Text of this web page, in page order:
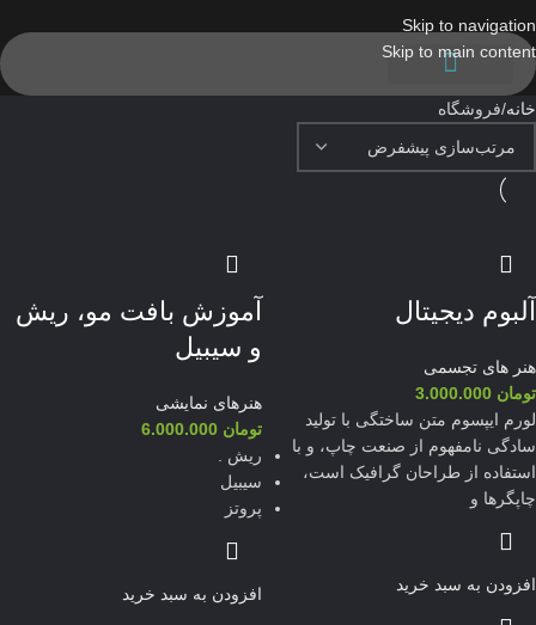
Skip to navigation
Skip to main content
خانه فروشگاه
آلبوم دیجیتال
هنر های تجسمی
تومان
لورم ایپسوم متن ساختگی با تولید
سادگی نامفهوم از صنعت چاپ، و با
استفاده از طراحان گرافیک است،
چاپگرها و
افزودن به سبد خرید
آموزش بافت مو، ریش
و سیبیل
هنرهای نمایشی
تومان
ریش .
سیبیل
پروتز
افزودن به سبد خرید